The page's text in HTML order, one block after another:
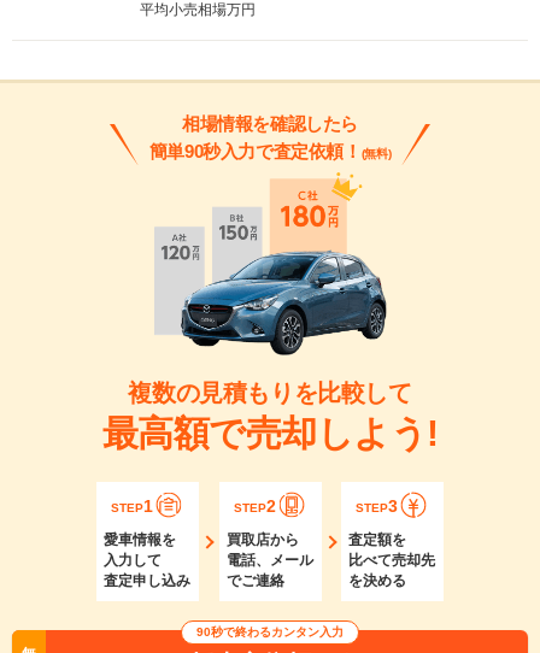
平均小売相場万円
相場情報を確認したら
簡単90秒入力で査定依頼！ (無料)
複数の見積もりを比較して
最高額で売却しよう!
STEP1
愛車情報を
入力して
査定申し込み
STEP2
買取店から
電話、メール
でご連絡
STEP3
査定額を
比べて売却先
を決める
90秒で終わるカンタン入力